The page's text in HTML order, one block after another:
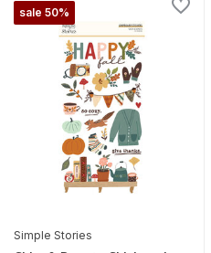
sale 50%
Simple Stories